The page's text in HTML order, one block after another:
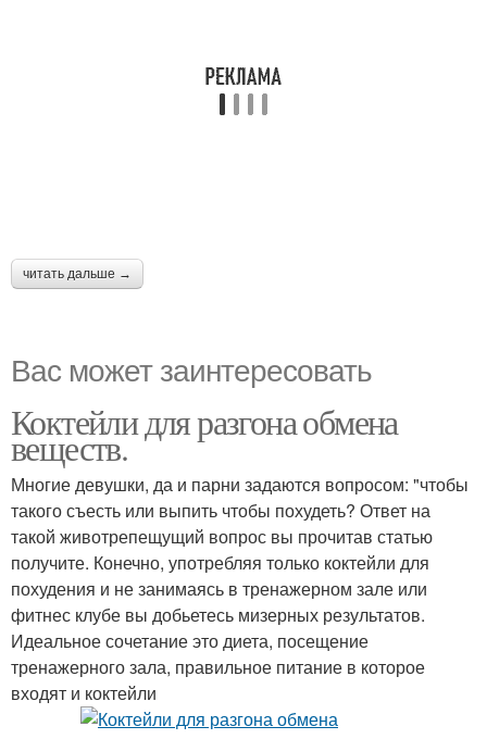
читать дальше →
Вас может заинтересовать
Коктейли для разгона обмена
веществ.
Многие девушки, да и парни задаются вопросом: "чтобы
такого съесть или выпить чтобы похудеть? Ответ на
такой животрепещущий вопрос вы прочитав статью
получите. Конечно, употребляя только коктейли для
похудения и не занимаясь в тренажерном зале или
фитнес клубе вы добьетесь мизерных результатов.
Идеальное сочетание это диета, посещение
тренажерного зала, правильное питание в которое
входят и коктейли